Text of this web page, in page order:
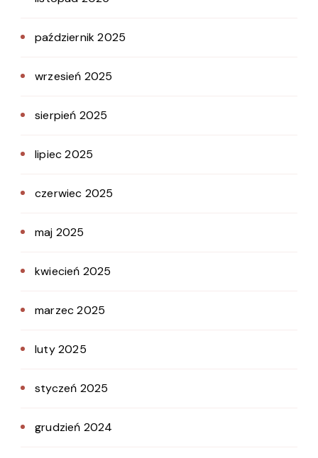
październik 2025
wrzesień 2025
sierpień 2025
lipiec 2025
czerwiec 2025
maj 2025
kwiecień 2025
marzec 2025
luty 2025
styczeń 2025
grudzień 2024